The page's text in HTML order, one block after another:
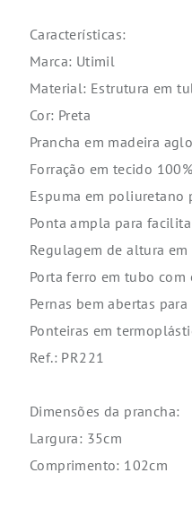
Características:
Marca: Utimil
Material: Estrutura em
Cor: Preta
Prancha em madeira
Forração em tecido
Espuma em poliuretano
Ponta ampla para
Regulagem de altura
Porta ferro em tubo com
Pernas bem abertas
Ponteiras em
Ref.: PR221
Dimensões da prancha:
Largura: 35cm
Comprimento: 102cm